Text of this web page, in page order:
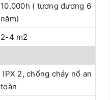
10.000h ( tương đương 6
năm)
2-4 m2
IPX 2, chống cháy nổ an
toàn